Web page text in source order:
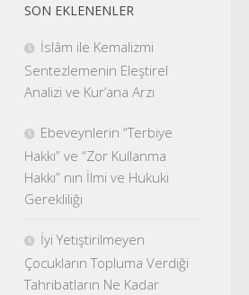
SON EKLENENLER
İslâm ile Kemalizmi
Sentezlemenin Eleştirel
Analizi ve Kur’ana Arzı
Ebeveynlerin “Terbiye
Hakkı” ve “Zor Kullanma
Hakkı” nın İlmi ve Hukuki
Gerekliliği
İyi Yetiştirilmeyen
Çocukların Topluma Verdiği
Tahribatların Ne Kadar